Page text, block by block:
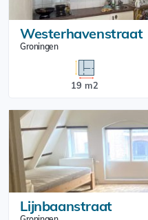
Westerhavenstraat
Groningen
19 m2
Lijnbaanstraat